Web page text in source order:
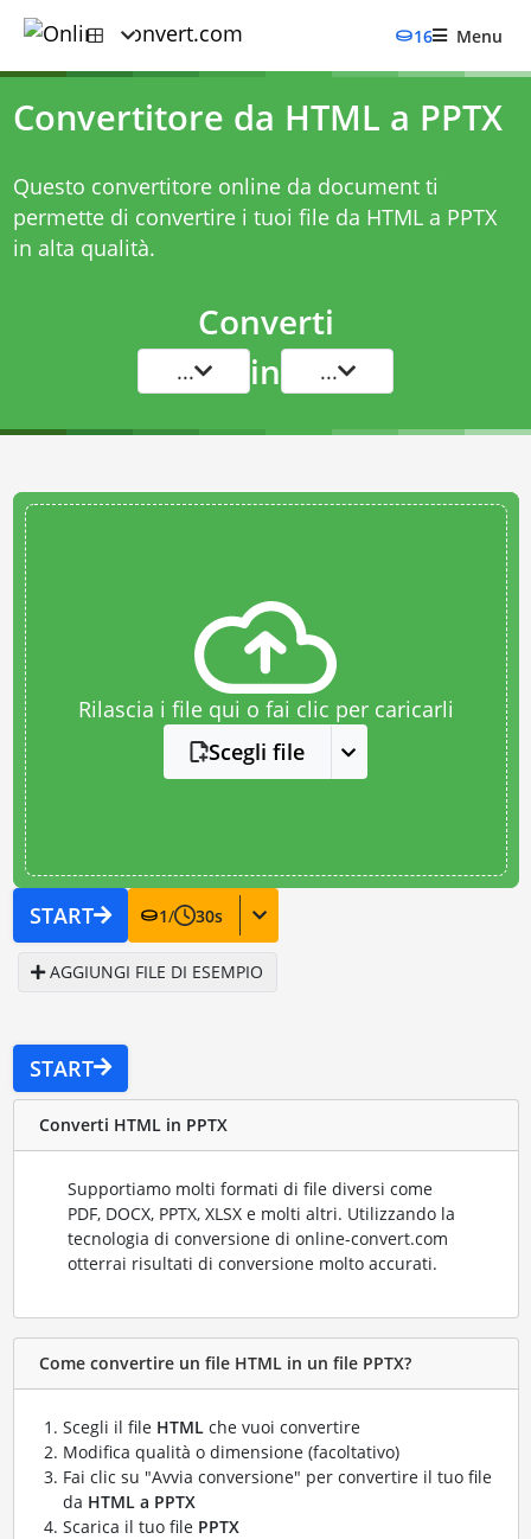
16 Menu
Convertitore da HTML a PPTX
Questo convertitore online da document ti
permette di convertire i tuoi file da HTML a PPTX
in alta qualità.
Converti
... in ...
Rilascia i file qui o fai clic per caricarli
Scegli file
START 1/ 30s
AGGIUNGI FILE DI ESEMPIO
START
Converti HTML in PPTX
Supportiamo molti formati di file diversi come
PDF, DOCX, PPTX, XLSX e molti altri. Utilizzando la
tecnologia di conversione di online-convert.com
otterrai risultati di conversione molto accurati.
Come convertire un file HTML in un file PPTX?
Scegli il file HTML che vuoi convertire
Modifica qualità o dimensione (facoltativo)
Fai clic su "Avvia conversione" per convertire il tuo file
da HTML a PPTX
Scarica il tuo file PPTX